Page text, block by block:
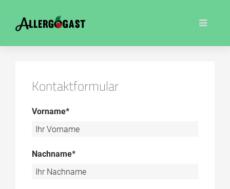
Kontaktformular
Vorname*
Nachname*